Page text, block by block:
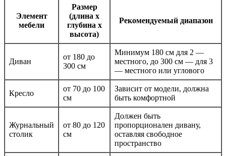
Элемент
мебели
Размер
(длина х
глубина х
высота)
Рекомендуемый диапазон
Диван
от 180 до
300 см
Минимум 180 см для 2 —
местного, до 300 см — для 3
— местного или углового
Кресло
от 70 до 100
см
Зависит от модели, должна
быть комфортной
Журнальный
столик
от 80 до 120
см
Должен быть
пропорционален дивану,
оставляя свободное
пространство